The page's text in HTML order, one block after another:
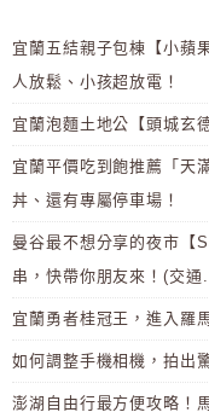
宜蘭五結親子包棟【小蘋
人放鬆、小孩超放電！
宜蘭泡麵土地公【頭城玄
宜蘭平價吃到飽推薦「天
丼、還有專屬停車場！
曼谷最不想分享的夜市【
串，快帶你朋友來！(交通
宜蘭勇者桂冠王，進入羅
如何調整手機相機，拍出
澎湖自由行最方便攻略！